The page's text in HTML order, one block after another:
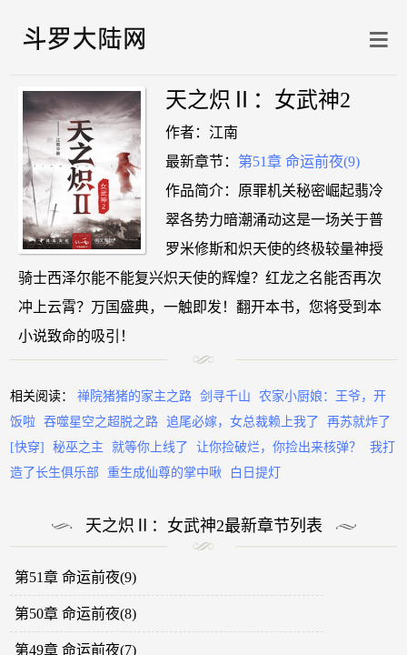
天之炽Ⅱ：女武神2
作者：江南
最新章节： 第51章 命运前夜(9)
作品简介：原罪机关秘密崛起翡冷
翠各势力暗潮涌动这是一场关于普
罗米修斯和炽天使的终极较量神授
骑士西泽尔能不能复兴炽天使的辉煌？红龙之名能否再次
冲上云霄？万国盛典，一触即发！翻开本书，您将受到本
小说致命的吸引！
相关阅读：禅院猪猪的家主之路 剑寻千山
农家小厨娘：王爷，开
饭啦
吞噬星空之超脱之路 追尾必嫁，女总裁赖上我了
再苏就炸了
[快穿]
秘巫之主 就等你上线了 让你捡破烂，你捡出来核弹？
我打
造了长生俱乐部
重生成仙尊的掌中啾 白日提灯
天之炽Ⅱ：女武神2最新章节列表
第51章 命运前夜(9)
第50章 命运前夜(8)
第49章 命运前夜(7)